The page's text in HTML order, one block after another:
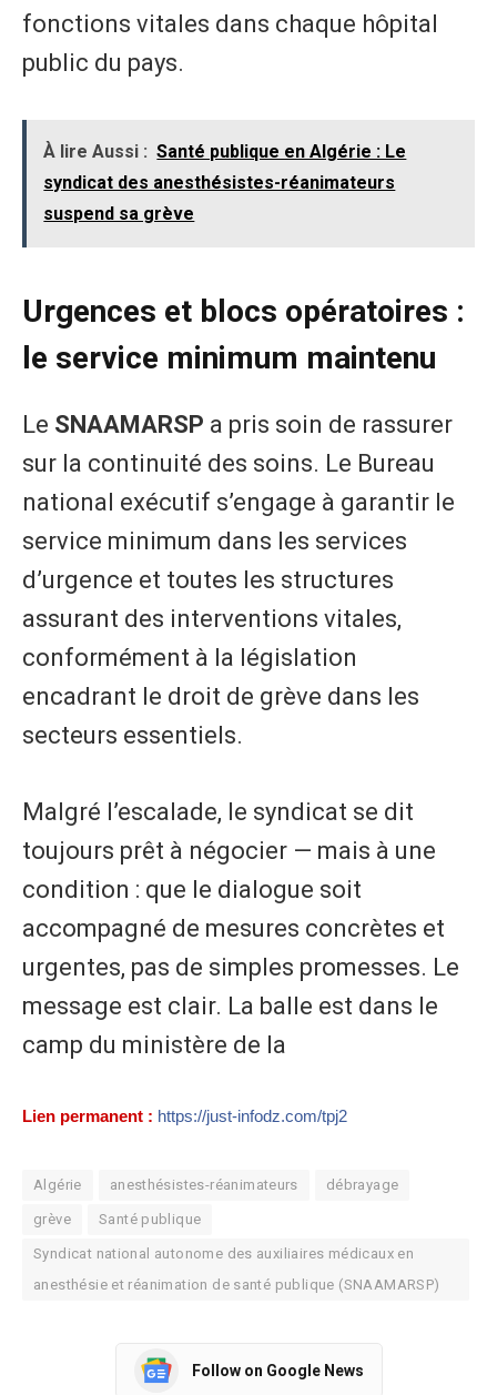
fonctions vitales dans chaque hôpital
public du pays.
À lire Aussi : Santé publique en Algérie : Le
syndicat des anesthésistes-réanimateurs
suspend sa grève
Urgences et blocs opératoires :
le service minimum maintenu
Le SNAAMARSP a pris soin de rassurer
sur la continuité des soins. Le Bureau
national exécutif s’engage à garantir le
service minimum dans les services
d’urgence et toutes les structures
assurant des interventions vitales,
conformément à la législation
encadrant le droit de grève dans les
secteurs essentiels.
Malgré l’escalade, le syndicat se dit
toujours prêt à négocier — mais à une
condition : que le dialogue soit
accompagné de mesures concrètes et
urgentes, pas de simples promesses. Le
message est clair. La balle est dans le
camp du ministère de la
Lien permanent : https://just-infodz.com/tpj2
Algérie anesthésistes-réanimateurs débrayage
grève Santé publique
Syndicat national autonome des auxiliaires médicaux en
anesthésie et réanimation de santé publique (SNAAMARSP)
Follow on Google News